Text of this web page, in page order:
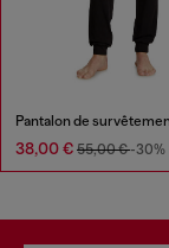
38,00 € 55,00 €-30%